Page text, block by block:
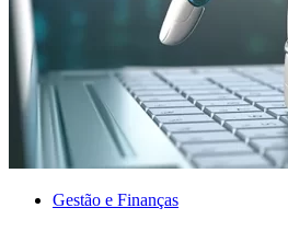
Gestão e Finanças